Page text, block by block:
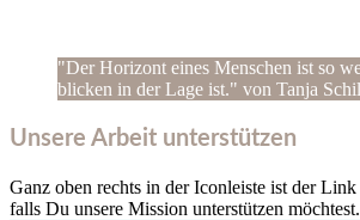
"Der Horizont eines Menschen ist so
blicken in der Lage ist." von Tanja
Unsere Arbeit unterstützen
Ganz oben rechts in der Iconleiste ist der
falls Du unsere Mission unterstützen möchtest.